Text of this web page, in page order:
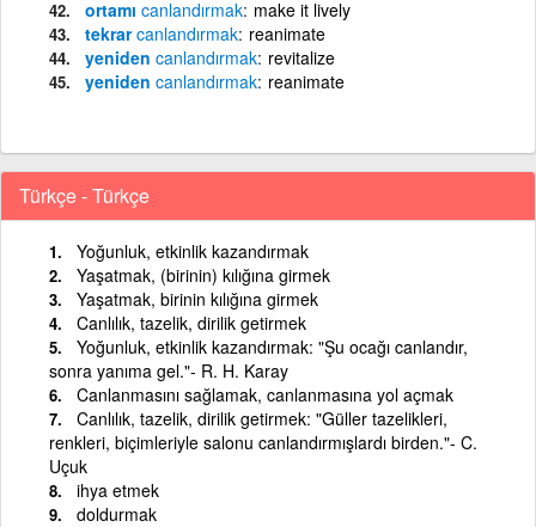
ortamı canlandırmak make it lively
tekrarcanlandırmak reanimate
yeniden canlandırmak revitalize
yeniden canlandırmak reanimate
Türkçe - Türkçe
Yoğunluk, etkinlik kazandırmak
Yaşatmak, (birinin) kılığına girmek
Yaşatmak, birinin kılığına girmek
Canlılık, tazelik, dirilik getirmek
Yoğunluk, etkinlik kazandırmak: "Şu ocağı canlandır,
sonra yanıma gel."- R. H. Karay
Canlanmasını sağlamak, canlanmasına yol açmak
Canlılık, tazelik, dirilik getirmek: "Güller tazelikleri,
renkleri, biçimleriyle salonu canlandırmışlardı birden."- C.
Uçuk
ihya etmek
doldurmak